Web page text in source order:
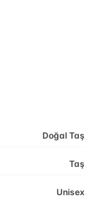
Doğal Taş
Taş
Unisex